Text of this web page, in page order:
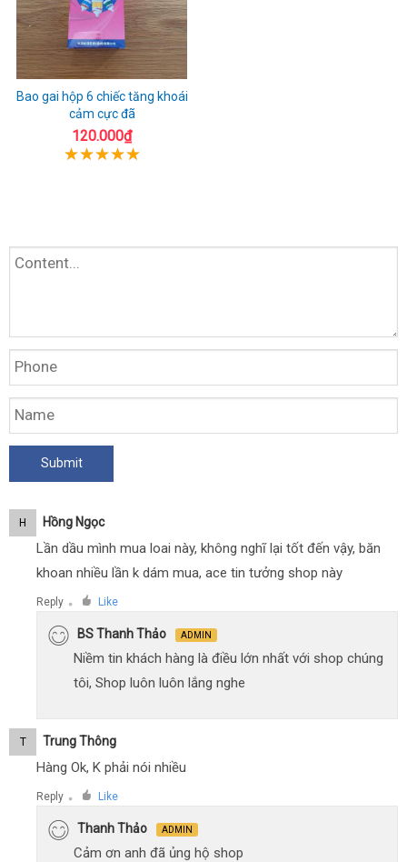
Bao gai hộp 6 chiếc tăng khoái
cảm cực đã
120.000₫
H Hồng Ngọc
Lần dầu mình mua loai này, không nghĩ lại tốt đến vậy, băn
khoan nhiều lần k dám mua, ace tin tưởng shop này
Reply ● Like
BS Thanh Thảo ADMIN
Niềm tin khách hàng là điều lớn nhất với shop chúng
tôi, Shop luôn luôn lắng nghe
T Trung Thông
Hàng Ok, K phải nói nhiều
Reply ● Like
Thanh Thảo ADMIN
Cảm ơn anh đã ủng hộ shop